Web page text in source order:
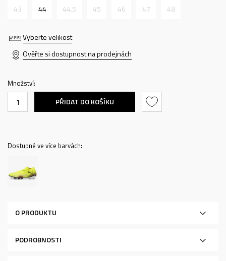
Vyberte velikost
43 44 44.5 45 46 47 48
Ověřte si dostupnost na prodejnách
Množství:
PŘIDAT DO KOŠÍKU
Dostupné ve více barvách:
O PRODUKTU
PODROBNOSTI